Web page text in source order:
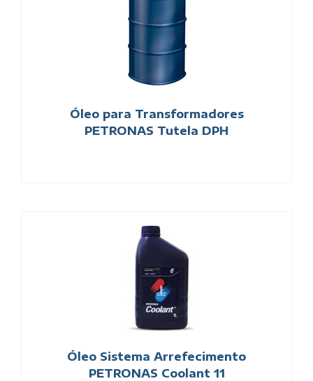
Óleo para Transformadores
PETRONAS Tutela DPH
Óleo Sistema Arrefecimento
PETRONAS Coolant 11